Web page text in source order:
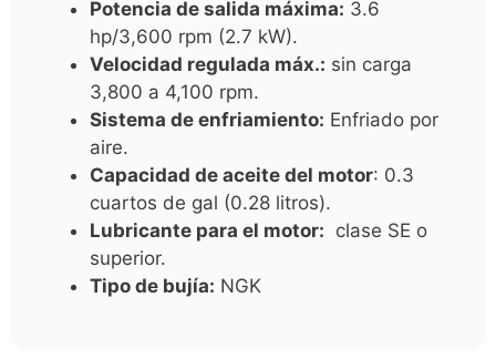
Potencia de salida máxima: 3.6
hp/3,600 rpm (2.7 kW).
Velocidad regulada máx.: sin carga
3,800 a 4,100 rpm.
Sistema de enfriamiento: Enfriado por
aire.
Capacidad de aceite del motor: 0.3
cuartos de gal (0.28 litros).
Lubricante para el motor: clase SE o
superior.
Tipo de bujía: NGK